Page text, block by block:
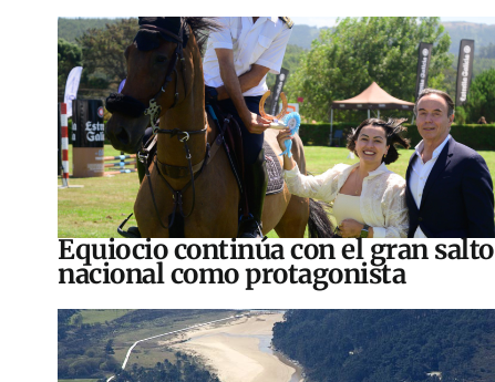
Equiocio continúa con el gran salto
nacional como protagonista